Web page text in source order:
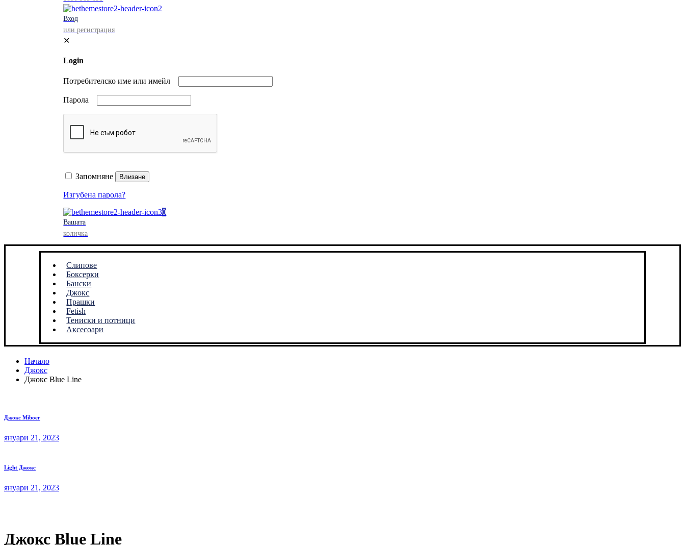
Вход
или регистрация
✕
Login
Потребителско име или имейл
Парола
Запомняне Влизане
Изгубена парола?
0
Вашата
количка
Слипове
Боксерки
Бански
Джокс
Прашки
Fetish
Тениски и потници
Аксесоари
Начало
Джокс
Джокс Blue Line
Джокс Miboer
януари 21, 2023
Light Джокс
януари 21, 2023
Джокс Blue Line